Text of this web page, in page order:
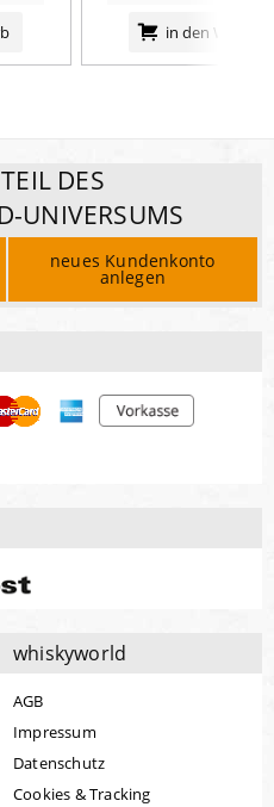
in den
DES
UNIVERSUMS
neues Kundenkonto
anlegen
whiskyworld
AGB
Impressum
Datenschutz
Cookies & Tracking